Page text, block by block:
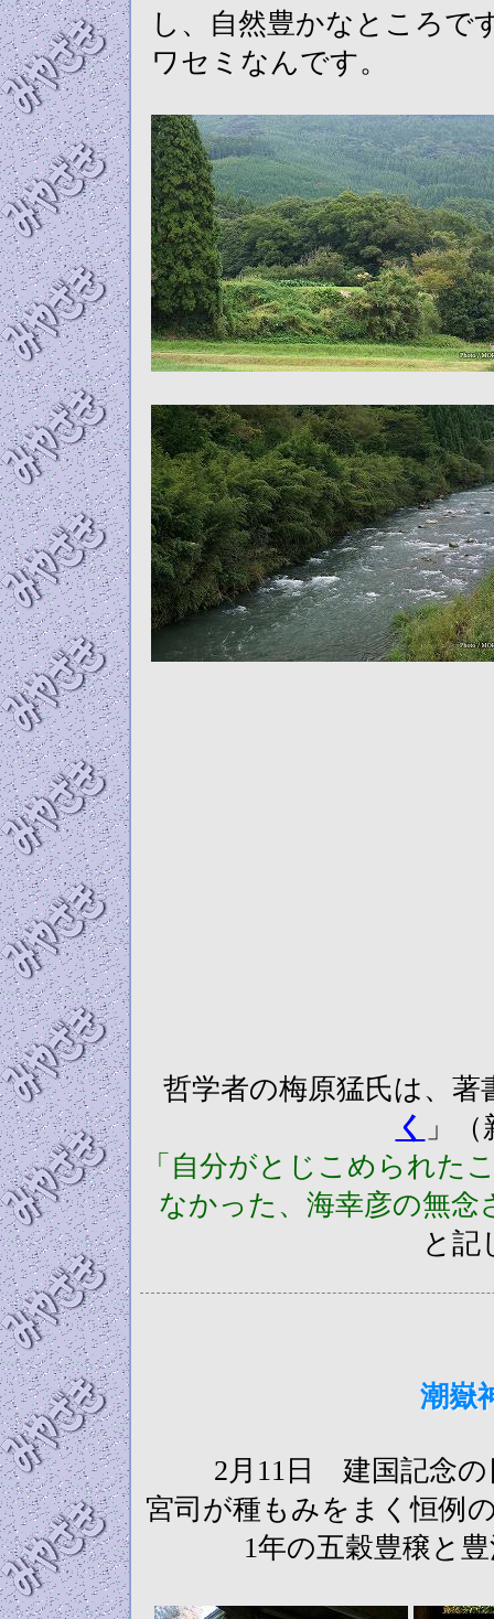
し、自然豊かなところ
ワセミなんです。
哲学者の梅原猛氏は、著
く
」
「自分がとじこめられた
なかった、海幸彦の無
と記
潮嶽
2月11日 建国記念
宮司が種もみをまく恒例
1年の五穀豊穣と